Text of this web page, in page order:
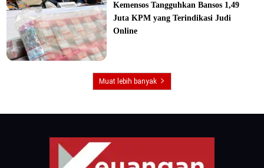
Kemensos Tangguhkan Bansos 1,49
Juta KPM yang Terindikasi Judi
Online
Muat lebih banyak